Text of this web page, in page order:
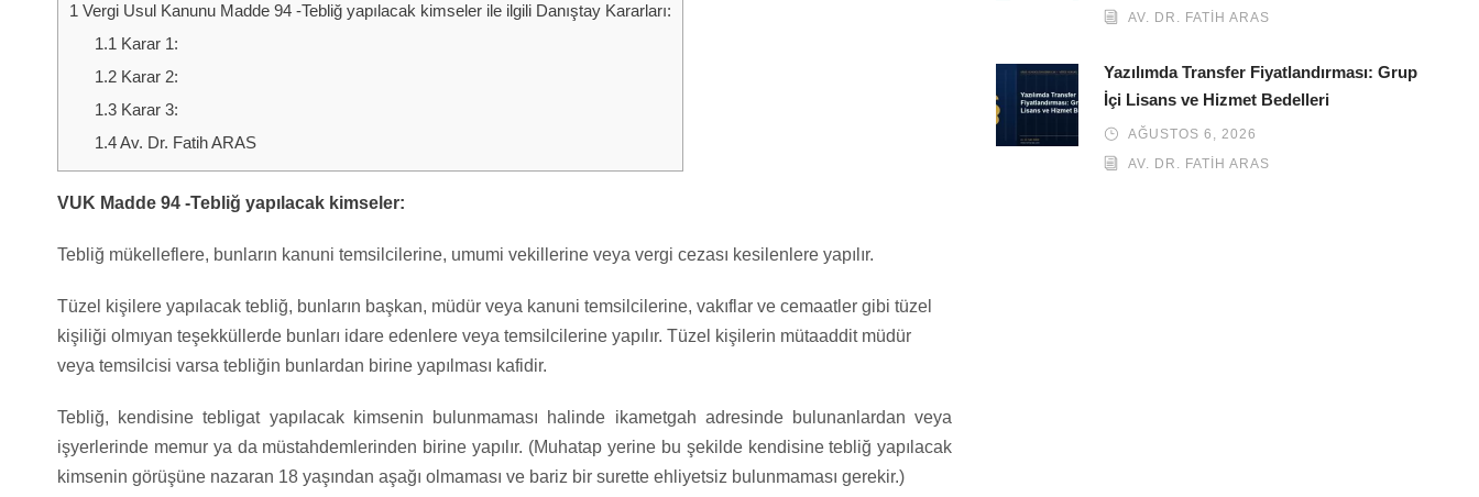
1 Vergi Usul Kanunu Madde 94 -Tebliğ yapılacak kimseler ile ilgili Danıştay Kararları:
1.1 Karar 1:
1.2Karar 2:
1.3Karar 3:
1.4Av. Dr. Fatih ARAS
VUK Madde 94 -Tebliğ yapılacak kimseler:
Tebliğ mükelleflere, bunların kanuni temsilcilerine, umumi vekillerine veya vergi cezası kesilenlere yapılır.
Tüzel kişilere yapılacak tebliğ, bunların başkan, müdür veya kanuni temsilcilerine, vakıflar ve cemaatler gibi tüzel
kişiliği olmıyan teşekküllerde bunları idare edenlere veya temsilcilerine yapılır. Tüzel kişilerin mütaaddit müdür
veya temsilcisi varsa tebliğin bunlardan birine yapılması kafidir.
Tebliğ, kendisine tebligat yapılacak kimsenin bulunmaması halinde ikametgah adresinde bulunanlardan veya
işyerlerinde memur ya da müstahdemlerinden birine yapılır. (Muhatap yerine bu şekilde kendisine tebliğ yapılacak
kimsenin görüşüne nazaran 18 yaşından aşağı olmaması ve bariz bir surette ehliyetsiz bulunmaması gerekir.)
AV. DR. FATIH ARAS
Yazılımda Transfer Fiyatlandırması: Grup
İçi Lisans ve Hizmet Bedelleri
AĞUSTOS 6, 2026
AV. DR. FATIH ARAS